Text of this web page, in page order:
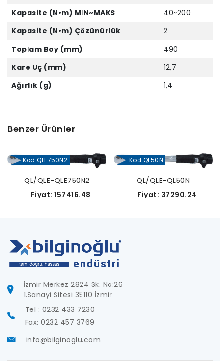
Kapasite (N•m) MIN~MAKS
40~200
Kapasite (N•m) Çözünürlük
2
Toplam Boy (mm)
490
Kare Uç (mm)
12,7
Ağırlık (g)
1,4
Benzer Ürünler
Kod QLE750N2
QL/QLE-QLE750N2
Fiyat: 157416.48
Kod QL50N
QL/QLE-QL50N
Fiyat: 37290.24
İzmir Merkez 2824 Sk. No:26
1.Sanayi Sitesi 35110 İzmir
Tel : 0232 433 7230
Fax: 0232 457 3769
info@bilginoglu.com